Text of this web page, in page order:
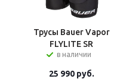
Трусы Bauer Vapor
FLYLITE SR
в наличии
25 990руб.